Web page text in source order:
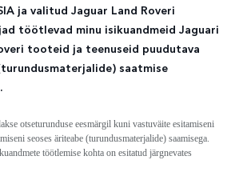
ja valitud Jaguar Land Roveri
töötlevad minu isikuandmeid Jaguari
tooteid ja teenuseid puudutava
saatmise
otseturunduse eesmärgil kuni vastuväite esitamiseni
seoses äriteabe (turundusmaterjalide) saamisega.
töötlemise kohta on esitatud järgnevates